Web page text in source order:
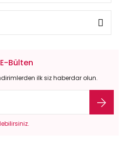
E-Bülten
ilk siz haberdar olun.